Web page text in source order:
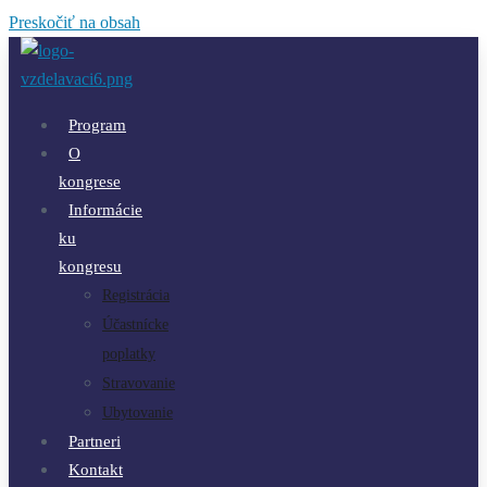
Preskočiť na obsah
Program
O
kongrese
Informácie
ku
kongresu
Registrácia
Účastnícke
poplatky
Stravovanie
Ubytovanie
Partneri
Kontakt